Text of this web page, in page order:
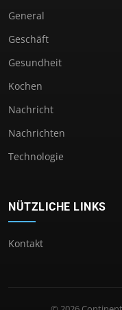
General
Geschäft
Gesundheit
Kochen
Nachricht
Nachrichten
Technologie
NÜTZLICHE LINKS
Kontakt